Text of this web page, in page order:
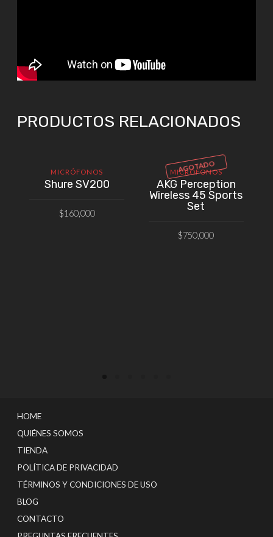
PRODUCTOS RELACIONADOS
MICRÓFONOS
Shure SV200
$160,000
AGOTADO
MICRÓFONOS
AKG Perception
Wireless 45 Sports
Set
$750,000
HOME
QUIÉNES SOMOS
TIENDA
POLÍTICA DE PRIVACIDAD
TÉRMINOS Y CONDICIONES DE USO
BLOG
CONTACTO